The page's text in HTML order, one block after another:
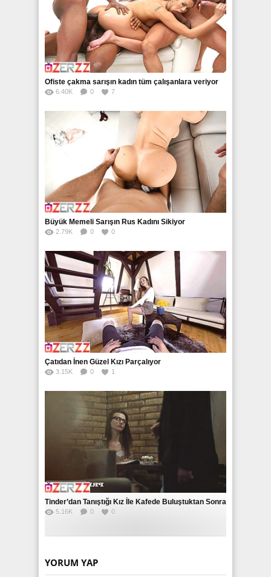
Ofiste çakma sarışın kadın tüm çalışanlara veriyor
6.40K 0 7
Büyük Memeli Sarışın Rus Kadını Sikiyor
2.79K 0 0
Çatıdan İnen Güzel Kızı Parçalıyor
3.15K 0 1
Tinder’dan Tanıştığı Kız İle Kafede Buluştuktan Sonra
Eve Attı
5.16K 0 0
YORUM YAP